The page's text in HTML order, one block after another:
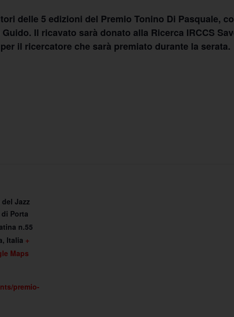
delle 5 edizioni del Premio Tonino Di Pasquale,
Il ricavato sarà donato alla Ricerca IRCCS
il ricercatore che sarà premiato durante la serata.
premio-
del Jazz
Porta
n.55
, Italia +
Maps